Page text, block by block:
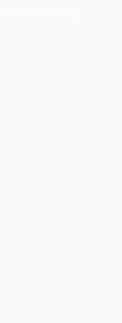
aramith black